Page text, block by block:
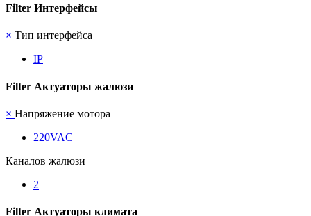
Filter Интерфейсы
× Тип интерфейса
IP
Filter Актуаторы жалюзи
× Напряжение мотора
220VAC
Каналов жалюзи
2
Filter Актуаторы климата